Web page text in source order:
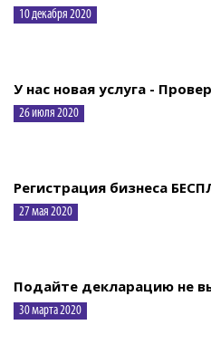
10 декабря 2020
У нас новая услуга -
26 июля 2020
Регистрация бизнеса
27 мая 2020
Подайте декларацию не
30 марта 2020